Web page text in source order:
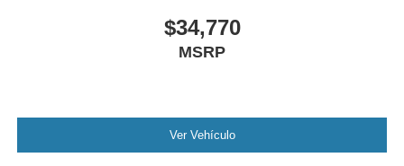
$34,770
MSRP
Ver Vehículo